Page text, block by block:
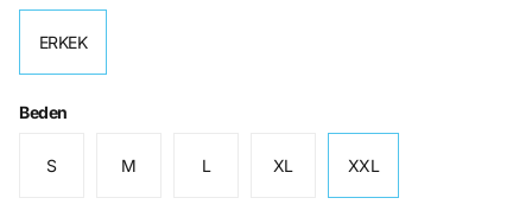
ERKEK
Beden
S M L XL XXL